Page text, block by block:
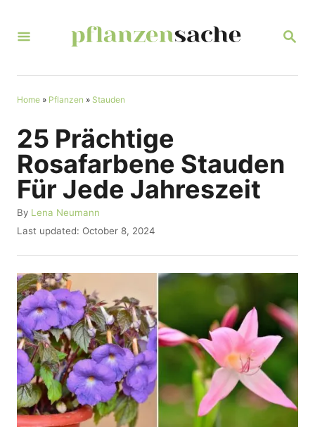
S
R
Home » Pflanzen » Stauden
25 Prächtige
Rosafarbene Stauden
Für Jede Jahreszeit
By A
u
h
o
r
Lena Neumann
P
s
t
e
d
o
n
Last updated: October 8, 2024